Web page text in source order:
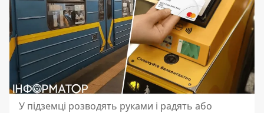
У підземці розводять руками і радять або